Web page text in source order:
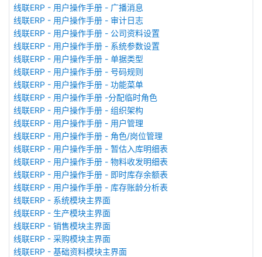
线联ERP - 用户操作手册 - 广播消息
线联ERP - 用户操作手册 - 审计日志
线联ERP - 用户操作手册 - 公司资料设置
线联ERP - 用户操作手册 - 系统参数设置
线联ERP - 用户操作手册 - 单据类型
线联ERP - 用户操作手册 - 号码规则
线联ERP - 用户操作手册 - 功能菜单
线联ERP - 用户操作手册 -分配临时角色
线联ERP - 用户操作手册 - 组织架构
线联ERP - 用户操作手册 - 用户管理
线联ERP - 用户操作手册 - 角色/岗位管理
线联ERP - 用户操作手册 - 暂估入库明细表
线联ERP - 用户操作手册 - 物料收发明细表
线联ERP - 用户操作手册 - 即时库存余额表
线联ERP - 用户操作手册 - 库存账龄分析表
线联ERP - 系统模块主界面
线联ERP - 生产模块主界面
线联ERP - 销售模块主界面
线联ERP - 采购模块主界面
线联ERP - 基础资料模块主界面